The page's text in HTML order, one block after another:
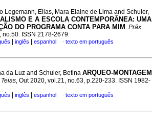
Legemann, Elias, Mara Elaine de Lima and Schuler,
E A ESCOLA CONTEMPORÂNEA: UMA
DO PROGRAMA CONTA PARA MIM . Práx.
no.50. ISSN 2178-2679
inglês espanhol · texto em português
da Luz and Schuler, Betina ARQUEO-MONTAGEM
, Out 2020, vol.21, no.63, p.220-233. ISSN 1982-
inglês espanhol · texto em português